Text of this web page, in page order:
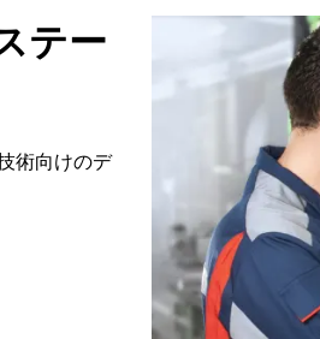
テー
術向けのデ